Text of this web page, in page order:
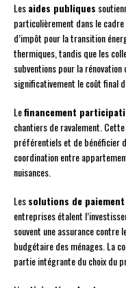
Lesaides publiques
particulièrement dans le
d’impôt pour la transition
thermiques, tandis que les
subventions pour la
significativement le coût final
Lefinancement
chantiers de ravalement.
préférentiels et de bénéficier
coordination entre
nuisances.
Lessolutions de
entreprises étalent
souvent une assurance
budgétaire des ménages. La
partie intégrante du choix du